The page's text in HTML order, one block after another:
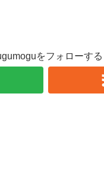
をフォローする